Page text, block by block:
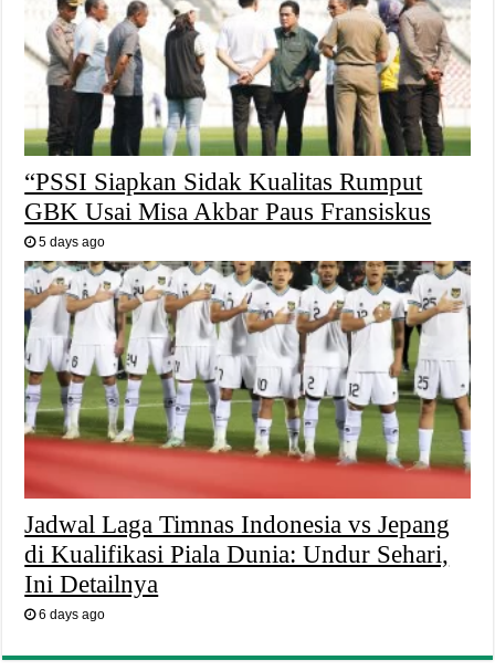
“PSSI Siapkan Sidak Kualitas Rumput
GBK Usai Misa Akbar Paus Fransiskus
5 days ago
Jadwal Laga Timnas Indonesia vs Jepang
di Kualifikasi Piala Dunia: Undur Sehari,
Ini Detailnya
6 days ago